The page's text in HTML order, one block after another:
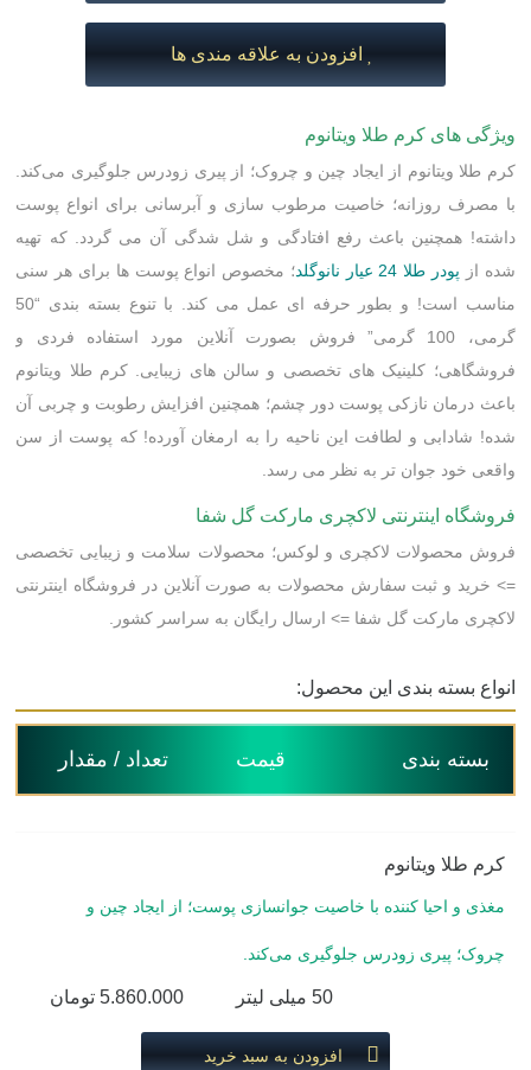
افزودن به علاقه مندی ها
ویژگی های کرم طلا ویتانوم
کرم طلا ویتانوم از ایجاد چین و چروک؛ از پیری زودرس جلوگیری می‌کند.
با مصرف روزانه؛ خاصیت مرطوب سازی و آبرسانی برای انواع پوست
داشته! همچنین باعث رفع افتادگی و شل شدگی آن می گردد. که تهیه
شده از پودر طلا 24 عیار نانوگلد
؛ مخصوص انواع پوست ها برای هر سنی
مناسب است! و بطور حرفه ای عمل می کند. با تنوع بسته بندی “50
گرمی، 100 گرمی” فروش بصورت آنلاین مورد استفاده فردی و
فروشگاهی؛ کلینیک های تخصصی و سالن های زیبایی. کرم طلا ویتانوم
باعث درمان نازکی پوست دور چشم؛ همچنین افزایش رطوبت و چربی آن
شده! شادابی و لطافت این ناحیه را به ارمغان آورده! که پوست از سن
واقعی خود جوان تر به نظر می رسد.
فروشگاه اینترنتی لاکچری مارکت گل شفا
فروش محصولات لاکچری و لوکس؛ محصولات سلامت و زیبایی تخصصی
=> خرید و ثبت سفارش محصولات به صورت آنلاین در فروشگاه اینترنتی
لاکچری مارکت گل شفا => ارسال رایگان به سراسر کشور.
انواع بسته بندی این محصول:
بسته بندی تعداد / مقدار قیمت
کرم طلا ویتانوم
مغذی و احیا کننده با خاصیت جوانسازی پوست؛ از ایجاد چین و
چروک؛ پیری زودرس جلوگیری می‌کند.
50 میلی لیتر 5.860.000 تومان
افزودن به سبد خرید